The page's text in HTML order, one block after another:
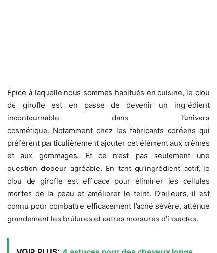
Épice à laquelle nous sommes habitués en cuisine, le clou
de girofle est en passe de devenir un ingrédient
incontournable dans l’univers
cosmétique. Notamment chez les fabricants coréens qui
préfèrent particulièrement ajouter cet élément aux crèmes
et aux gommages. Et ce n’est pas seulement une
question d’odeur agréable. En tant qu’ingrédient actif, le
clou de girofle est efficace pour éliminer les cellules
mortes de la peau et améliorer le teint. D’ailleurs, il est
connu pour combattre efficacement l’acné sévère, atténue
grandement les brûlures et autres morsures d’insectes.